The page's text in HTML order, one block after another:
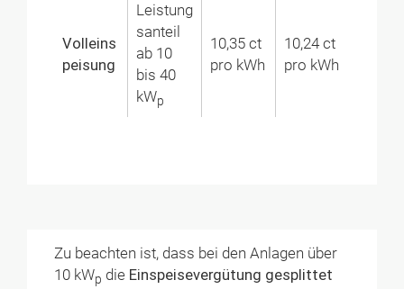
Volleins
peisung
Leistung
santeil
ab 10
bis 40
kWp
10,35 ct
pro kWh
10,24 ct
pro kWh
Zu beachten ist, dass bei den Anlagen über
10 kWp die Einspeisevergütung gesplittet